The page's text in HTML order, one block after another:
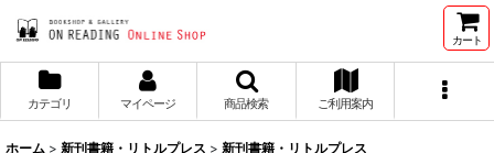
カート
カテゴリ マイページ 商品検索 ご利用案内
ホーム > 新刊書籍・リトルプレス > 新刊書籍・リトルプレス